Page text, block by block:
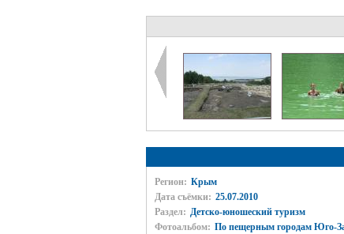
Регион: Крым
Дата съёмки: 25.07.2010
Раздел: Детско-юношеский туризм
Фотоальбом: По пещерным городам Юго-